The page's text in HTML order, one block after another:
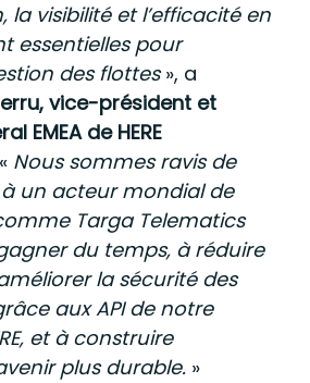
la visibilité et l’efficacité en
essentielles pour
des flottes», a
vice-président et
EMEA de HERE
Nous sommes ravis de
un acteur mondial de
Targa Telematics
du temps, à réduire
la sécurité des
aux API de notre
et à construire
plus durable. »